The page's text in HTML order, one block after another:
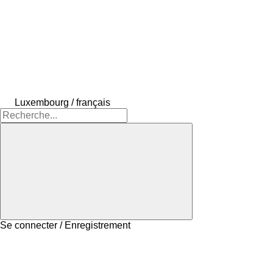
Luxembourg / français
Se connecter / Enregistrement